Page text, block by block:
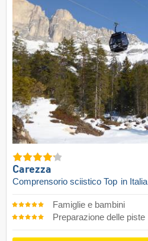
Carezza
Comprensorio sciistico Top in Italia
Famiglie e bambini
Preparazione delle piste